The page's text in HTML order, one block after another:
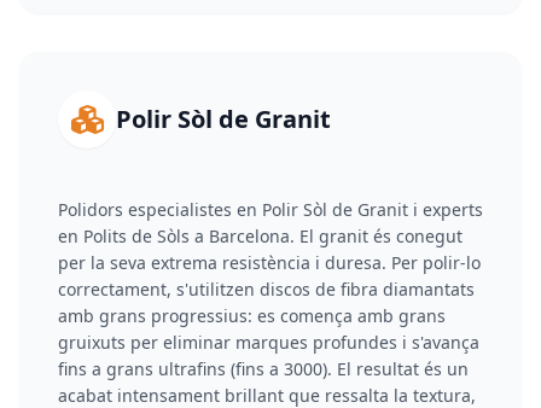
Polir Sòl de Granit
Polidors especialistes en Polir Sòl de Granit i experts
en Polits de Sòls a Barcelona. El granit és conegut
per la seva extrema resistència i duresa. Per polir-lo
correctament, s'utilitzen discos de fibra diamantats
amb grans progressius: es comença amb grans
gruixuts per eliminar marques profundes i s'avança
fins a grans ultrafins (fins a 3000). El resultat és un
acabat intensament brillant que ressalta la textura,